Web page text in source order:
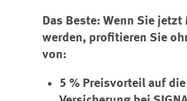
Das Beste: Wenn Sie
werden, profitieren Sie
von:
5 % Preisvorteil auf